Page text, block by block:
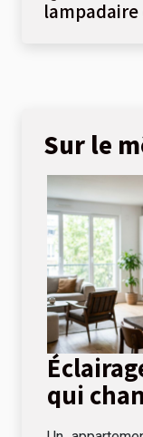
lampadaire
Sur le
qui